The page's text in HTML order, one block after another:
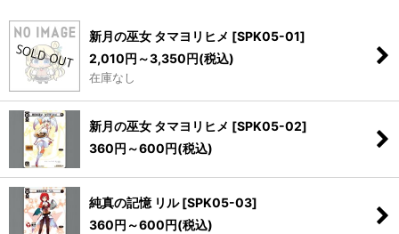
並び順:
絞り込む
新月の巫女 タマヨリヒメ [SPK05-01]
2,010円 ～3,350円(税込)
在庫なし
新月の巫女 タマヨリヒメ [SPK05-02]
360円 ～600円(税込)
純真の記憶 リル [SPK05-03]
360円 ～600円(税込)